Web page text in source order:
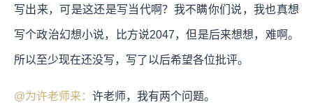
写出来，可是这还是写当代啊？我不瞒你们说，我也真想
写个政治幻想小说，比方说2047，但是后来想想，难啊。
所以至少现在还没写，写了以后希望各位批评。
@为许老师来： 许老师，我有两个问题。